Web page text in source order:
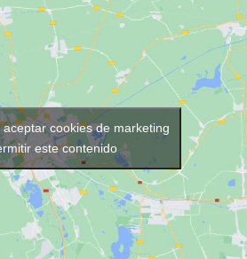
aceptar cookies de marketing
este contenido